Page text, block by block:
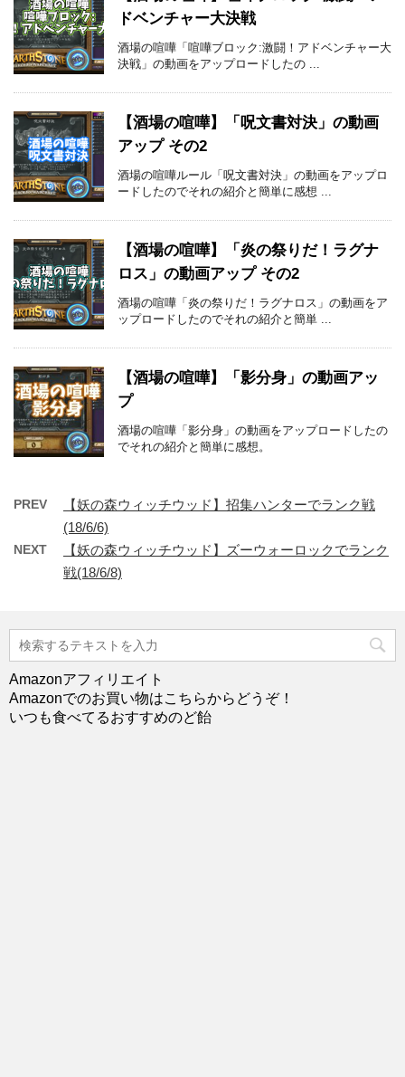
ドベンチャー大決戦
酒場の喧嘩「喧嘩ブロック:激闘！アドベンチャー大
決戦」の動画をアップロードしたの ...
【酒場の喧嘩】「呪文書対決」の動画
アップ その2
酒場の喧嘩ルール「呪文書対決」の動画をアップロ
ードしたのでそれの紹介と簡単に感想 ...
【酒場の喧嘩】「炎の祭りだ！ラグナ
ロス」の動画アップ その2
酒場の喧嘩「炎の祭りだ！ラグナロス」の動画をア
ップロードしたのでそれの紹介と簡単 ...
【酒場の喧嘩】「影分身」の動画アッ
プ
酒場の喧嘩「影分身」の動画をアップロードしたの
でそれの紹介と簡単に感想。
PREV
【妖の森ウィッチウッド】招集ハンターでランク戦
(18/6/6)
NEXT
【妖の森ウィッチウッド】ズーウォーロックでランク
戦(18/6/8)
Amazonアフィリエイト
Amazonでのお買い物はこちらからどうぞ！
いつも食べてるおすすめのど飴